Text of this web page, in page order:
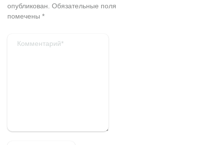
опубликован. Обязательные поля
помечены *